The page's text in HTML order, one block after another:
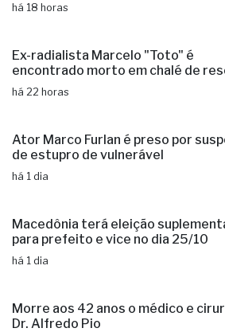
há 18 horas
Ex-radialista Marcelo "Toto" é
encontrado morto em chalé de
há 22 horas
Ator Marco Furlan é preso por
de estupro de vulnerável
há 1 dia
Macedônia terá eleição
para prefeito e vice no dia 25/10
há 1 dia
Morre aos 42 anos o médico e
Dr. Alfredo Pio